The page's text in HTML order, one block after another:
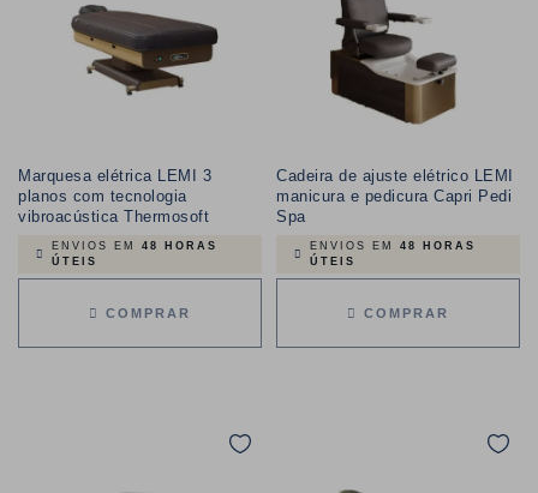
Marquesa elétrica LEMI 3
planos com tecnologia
vibroacústica Thermosoft
ENVIOS EM 48 HORAS
ÚTEIS
COMPRAR
Cadeira de ajuste elétrico LEMI
manicura e pedicura Capri Pedi
Spa
ENVIOS EM 48 HORAS
ÚTEIS
COMPRAR